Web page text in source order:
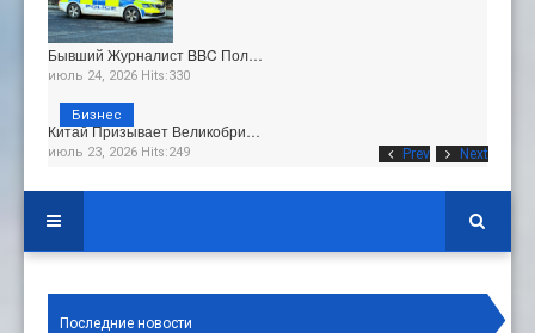
Prev Next
Бывший Журналист BBC Пол…
июль 24, 2026 Hits:330
Китай Призывает Великобри…
июль 23, 2026 Hits:249
Бизнес
Последние новости